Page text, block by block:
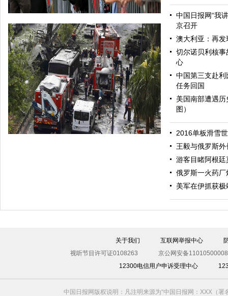
哈里与梅根亮相都柏林街头接受民众欢迎
中国日报网“我
京召开
澳大利亚：再
切尔诺贝利核
心
中国第三支赴
任务回国
美国南部遭遇
图）
2016单板滑雪
王毅与俄罗斯
游客目睹阿根
俄罗斯一火药
美军在伊抓获极
关于我们 互联网举报中心
视听节目许可证0108263
京公网安备
12300电信用户申诉受理中心
中国日报网版权说明：凡注明来源为“中国日报网：XXX（